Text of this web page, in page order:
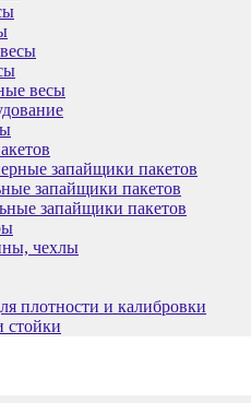
весы
запайщики пакетов
запайщики пакетов
запайщики пакетов
чехлы
плотности и калибровки
стойки